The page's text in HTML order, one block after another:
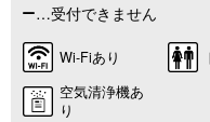
…受付できません
Wi-Fiあり
空気清浄機あ
り